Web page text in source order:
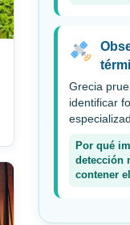
Grecia
identificar
Por qué
detección
contener